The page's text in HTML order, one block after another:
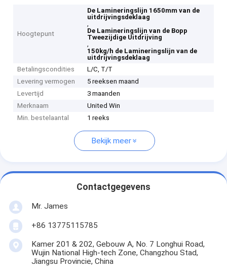
Hoogtepunt
De Lamineringslijn 1650mm van de
uitdrijvingsdeklaag
,
De Lamineringslijn van de Bopp
Tweezijdige Uitdrijving
,
150kg/h de Lamineringslijn van de
uitdrijvingsdeklaag
Betalingscondities
L/C, T/T
Levering vermogen
5 reeksen maand
Levertijd
3 maanden
Merknaam
United Win
Min. bestelaantal
1 reeks
Bekijk meer
Contactgegevens
Mr. James
+86 13775115785
Kamer 201 & 202, Gebouw A, No. 7 Longhui Road,
Wujin National High-tech Zone, Changzhou Stad,
Jiangsu Provincie, China